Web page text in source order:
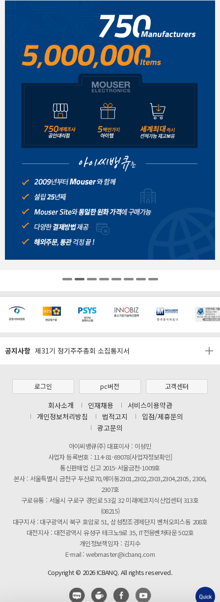
공지사항
[마일리지 적립 및 사용 정책 개편 안내]
[2026년 8월 신용카드 무이자 행사 안내]
[마일리지 적립 및 사용 정책 개편 안내]
제31기 정기주주총회 소집통지서
[마일리지 적립 및 사용 정책 개편 안내]
로그인 pc버전 고객센터
회사소개 인재채용
서비스이용약관
개인정보처리방침
법적고지
입점/제휴문의
광고문의
아이씨뱅큐(주) 대표이사 : 이성민
사업자 등록번호 : 114-81-69078[사업자정보확인]
통신판매업 신고 2015-서울금천-1009호
본사 : 서울특별시 금천구 두산로70,에이동2301,2302,2303,2304,2305, 2306,
2307호
구로유통 : 서울시 구로구 경인로 53길 32 미래에코지식산업센터 313호
(08215)
대구지사 : 대구광역시 북구 호암로 51, 삼성창조경제단지 벤처오피스동 208호
대전지사 : 대전광역시 유성구 테크노9로 35, IT전용벤처타운 502호
개인정보책임자 : 김지수
E-mail : webmaster@icbanq.com
Copyright © 2026 ICBANQ. All rights reserved.